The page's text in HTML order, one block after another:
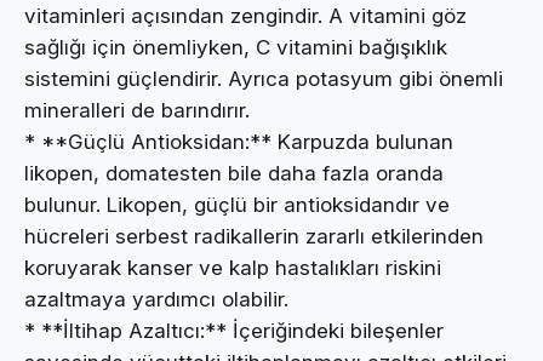
vitaminleri açısından zengindir. A vitamini göz
sağlığı için önemliyken, C vitamini bağışıklık
sistemini güçlendirir. Ayrıca potasyum gibi önemli
mineralleri de barındırır.
* **Güçlü Antioksidan:** Karpuzda bulunan
likopen, domatesten bile daha fazla oranda
bulunur. Likopen, güçlü bir antioksidandır ve
hücreleri serbest radikallerin zararlı etkilerinden
koruyarak kanser ve kalp hastalıkları riskini
azaltmaya yardımcı olabilir.
* **İltihap Azaltıcı:** İçeriğindeki bileşenler